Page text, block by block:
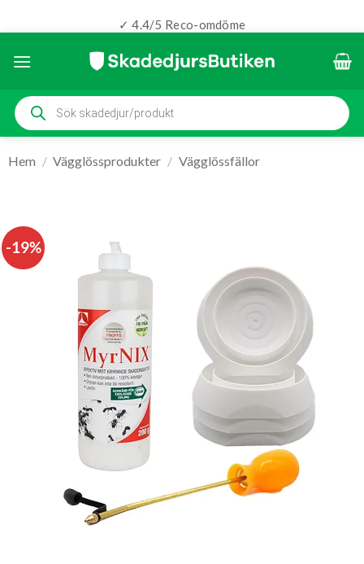
✓ 4.4/5 Reco-omdöme
Produktsökning
Hem / Vägglössprodukter / Vägglössfällor
-19%